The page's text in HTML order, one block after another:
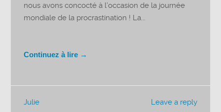
nous avons concocté à l’occasion de la journée
mondiale de la procrastination ! La...
Continuez à lire →
Leave a reply
Julie